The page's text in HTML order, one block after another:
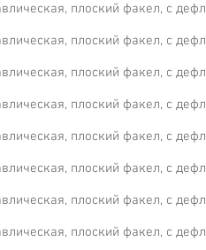
плоский факел, с
плоский факел, с
плоский факел, с
плоский факел, с
плоский факел, с
плоский факел, с
плоский факел, с
плоский факел, с